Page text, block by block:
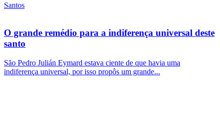
Santos
O grande remédio para a indiferença universal deste
santo
São Pedro Julián Eymard estava ciente de que havia uma
indiferença universal, por isso propôs um grande...